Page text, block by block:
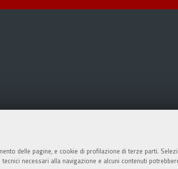
delle pagine, e cookie di profilazione di terze parti.
necessari alla navigazione e alcuni contenuti